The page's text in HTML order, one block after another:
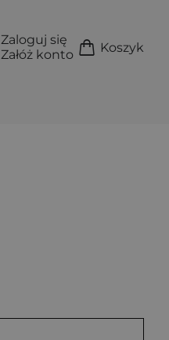
Zaloguj się
Załóż konto
Koszyk